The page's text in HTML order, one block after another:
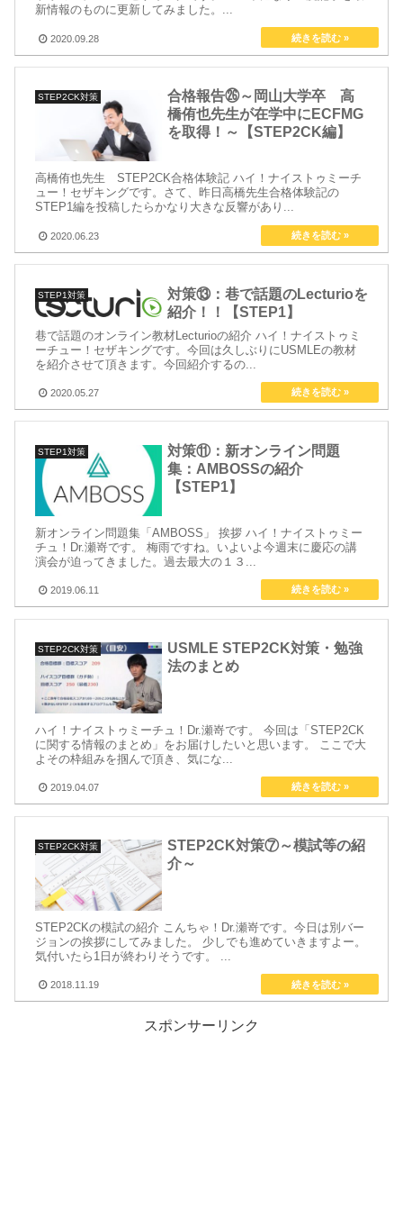
新情報のものに更新してみました。...
2020.09.28
STEP2CK対策
合格報告㉖～岡山大学卒 高
橋侑也先生が在学中にECFMG
を取得！～【STEP2CK編】
高橋侑也先生 STEP2CK合格体験記 ハイ！ナイストゥミーチ
ュー！セザキングです。さて、昨日高橋先生合格体験記の
STEP1編を投稿したらかなり大きな反響があり...
2020.06.23
STEP1対策
対策⑬：巷で話題のLecturioを
紹介！！【STEP1】
巷で話題のオンライン教材Lecturioの紹介 ハイ！ナイストゥミ
ーチュー！セザキングです。今回は久しぶりにUSMLEの教材
を紹介させて頂きます。今回紹介するの...
2020.05.27
STEP1対策
対策⑪：新オンライン問題
集：AMBOSSの紹介
【STEP1】
新オンライン問題集「AMBOSS」 挨拶 ハイ！ナイストゥミー
チュ！Dr.瀬嵜です。 梅雨ですね。いよいよ今週末に慶応の講
演会が迫ってきました。過去最大の１３...
2019.06.11
STEP2CK対策
USMLE STEP2CK対策・勉強
法のまとめ
ハイ！ナイストゥミーチュ！Dr.瀬嵜です。 今回は「STEP2CK
に関する情報のまとめ」をお届けしたいと思います。 ここで大
よその枠組みを掴んで頂き、気にな...
2019.04.07
STEP2CK対策
STEP2CK対策⑦～模試等の紹
介～
STEP2CKの模試の紹介 こんちゃ！Dr.瀬嵜です。今日は別バー
ジョンの挨拶にしてみました。 少しでも進めていきますよー。
気付いたら1日が終わりそうです。 ...
2018.11.19
スポンサーリンク